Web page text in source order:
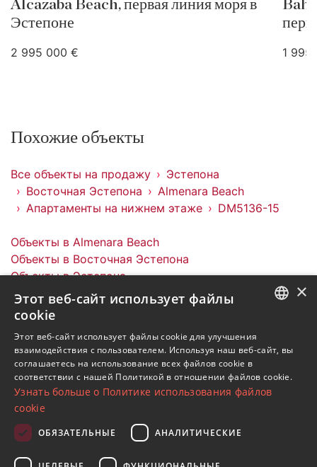
Alcazaba Beach, первая линия моря в
Эстепоне
2 995 000 € 1 995
Похожие объекты
Все объекты на продажу
Эстепона
Восточная Эстепона
Almenara Beach
Апартаменты на нижнем этаже
DM5136-15
Объекты в Almenara Beach
Объекты в Восточная Эстепона
Объекты в Эстепона
Апартаменты на нижнем этаже в Almenara Beach
Подпишитесь на нашу рассылку
Получайте обновления о недвижимости, новостях
и образе жизни в Марбелье
SPANISH
FRENCH
×
Этот веб-сайт использует файлы
cookie
Этот веб-сайт использует файлы cookie для улучшения
взаимодействия с пользователем. Используя наш веб-сайт, вы
соглашаетесь на использование всех файлов cookie в
соответствии с нашей Политикой в ​​отношении файлов cookie.
Узнать больше о Политике использования файлов
cookie
ОБЯЗАТЕЛЬНЫЕ АНАЛИТИЧЕСКИЕ